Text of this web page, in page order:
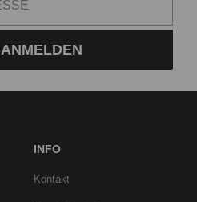
INFO
Kontakt